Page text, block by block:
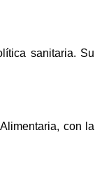
sanitaria. Su
con la